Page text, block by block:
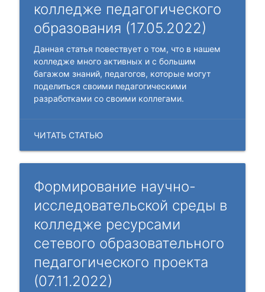
колледже педагогического
образования (17.05.2022)
Данная статья повествует о том, что в нашем
колледже много активных и с большим
багажом знаний, педагогов, которые могут
поделиться своими педагогическими
разработками со своими коллегами.
ЧИТАТЬ СТАТЬЮ
Формирование научно-
исследовательской среды в
колледже ресурсами
сетевого образовательного
педагогического проекта
(07.11.2022)